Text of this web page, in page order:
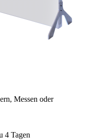
Messen oder
4 Tagen